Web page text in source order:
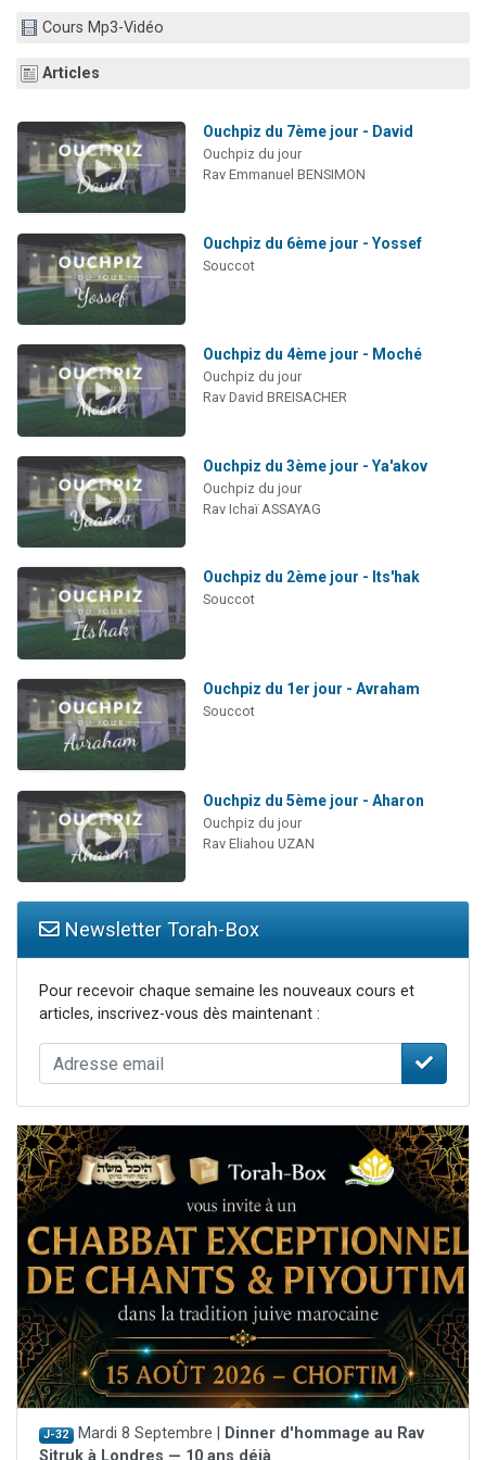
Eva vient de donner son Maasser
Cours Mp3-Vidéo
Articles
Ouchpiz du 7ème jour - David
Ouchpiz du jour
Rav Emmanuel BENSIMON
Ouchpiz du 6ème jour - Yossef
Souccot
Ouchpiz du 4ème jour - Moché
Ouchpiz du jour
Rav David BREISACHER
Ouchpiz du 3ème jour - Ya'akov
Ouchpiz du jour
Rav Ichaï ASSAYAG
Ouchpiz du 2ème jour - Its'hak
Souccot
Ouchpiz du 1er jour - Avraham
Souccot
Ouchpiz du 5ème jour - Aharon
Ouchpiz du jour
Rav Eliahou UZAN
Newsletter Torah-Box
Pour recevoir chaque semaine les nouveaux cours et
articles, inscrivez-vous dès maintenant :
J-32 Mardi 8 Septembre |
Dinner d'hommage au Rav